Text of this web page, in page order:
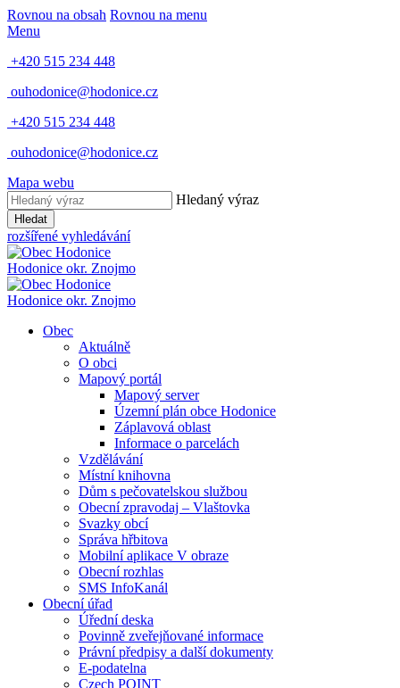
Rovnou na obsah Rovnou na menu
Menu
+420 515 234 448
ouhodonice@hodonice.cz
+420 515 234 448
ouhodonice@hodonice.cz
Mapa webu
Hledaný výraz
Hledat
rozšířené vyhledávání
Hodonice okr. Znojmo
Hodonice okr. Znojmo
Obec
Aktuálně
O obci
Mapový portál
Mapový server
Územní plán obce Hodonice
Záplavová oblast
Informace o parcelách
Vzdělávání
Místní knihovna
Dům s pečovatelskou službou
Obecní zpravodaj – Vlaštovka
Svazky obcí
Správa hřbitova
Mobilní aplikace V obraze
Obecní rozhlas
SMS InfoKanál
Obecní úřad
Úřední deska
Povinně zveřejňované informace
Právní předpisy a další dokumenty
E-podatelna
Czech POINT